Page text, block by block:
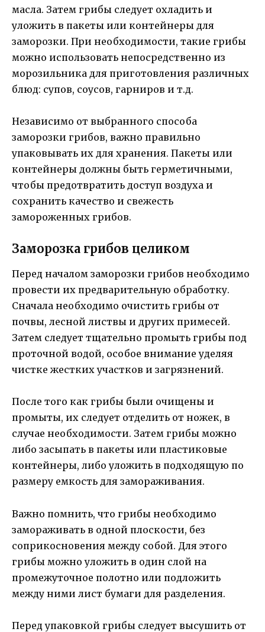
масла. Затем грибы следует охладить и
уложить в пакеты или контейнеры для
заморозки. При необходимости, такие грибы
можно использовать непосредственно из
морозильника для приготовления различных
блюд: супов, соусов, гарниров и т.д.
Независимо от выбранного способа
заморозки грибов, важно правильно
упаковывать их для хранения. Пакеты или
контейнеры должны быть герметичными,
чтобы предотвратить доступ воздуха и
сохранить качество и свежесть
замороженных грибов.
Заморозка грибов целиком
Перед началом заморозки грибов необходимо
провести их предварительную обработку.
Сначала необходимо очистить грибы от
почвы, лесной листвы и других примесей.
Затем следует тщательно промыть грибы под
проточной водой, особое внимание уделяя
чистке жестких участков и загрязнений.
После того как грибы были очищены и
промыты, их следует отделить от ножек, в
случае необходимости. Затем грибы можно
либо засыпать в пакеты или пластиковые
контейнеры, либо уложить в подходящую по
размеру емкость для замораживания.
Важно помнить, что грибы необходимо
замораживать в одной плоскости, без
соприкосновения между собой. Для этого
грибы можно уложить в один слой на
промежуточное полотно или подложить
между ними лист бумаги для разделения.
Перед упаковкой грибы следует высушить от